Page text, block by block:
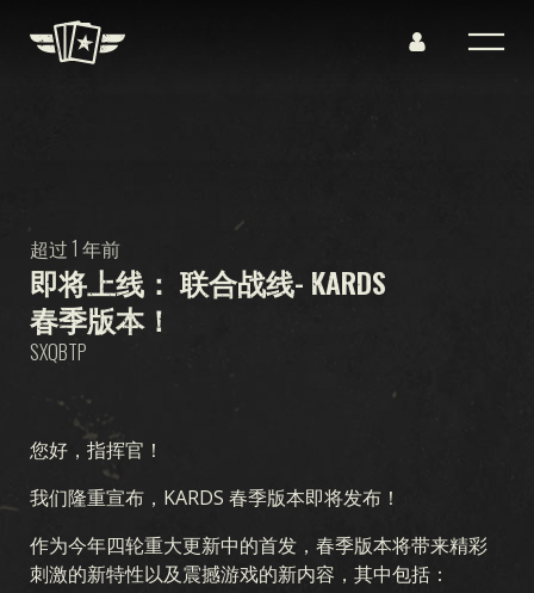
即将上线： 联合战线- KARDS
春季版本！
超过 1 年前
SXQBTP
您好，指挥官！
我们隆重宣布，KARDS 春季版本即将发布！
作为今年四轮重大更新中的首发，春季版本将带来精彩
刺激的新特性以及震撼游戏的新内容，其中包括：